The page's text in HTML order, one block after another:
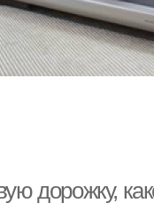
дорожку,